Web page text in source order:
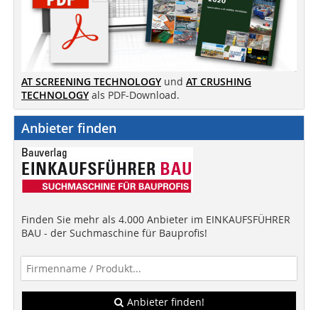
AT SCREENING TECHNOLOGY und AT CRUSHING
TECHNOLOGY als PDF-Download.
Anbieter finden
Finden Sie mehr als 4.000 Anbieter im EINKAUFSFÜHRER
BAU - der Suchmaschine für Bauprofis!
Anbieter finden!